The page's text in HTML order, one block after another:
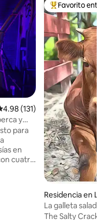
huéspedes
promedio: 4.98 de
4.98 (131)
y
para
en
cuatro
De los mejores
Favorito entre
Residencia en
La galleta salada
The Salty